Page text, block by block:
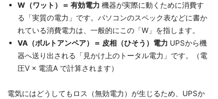
W（ワット）＝ 有効電力 機器が実際に動くために消費す
る「実質の電力」です。パソコンのスペック表などに書か
れている消費電力は、一般的にこの「W」を指します。
VA（ボルトアンペア）＝ 皮相（ひそう）電力 UPSから機
器へ送り出される「見かけ上のトータル電力」です。（電
圧V × 電流A で計算されます）
電気にはどうしてもロス（無効電力）が生じるため、UPSか